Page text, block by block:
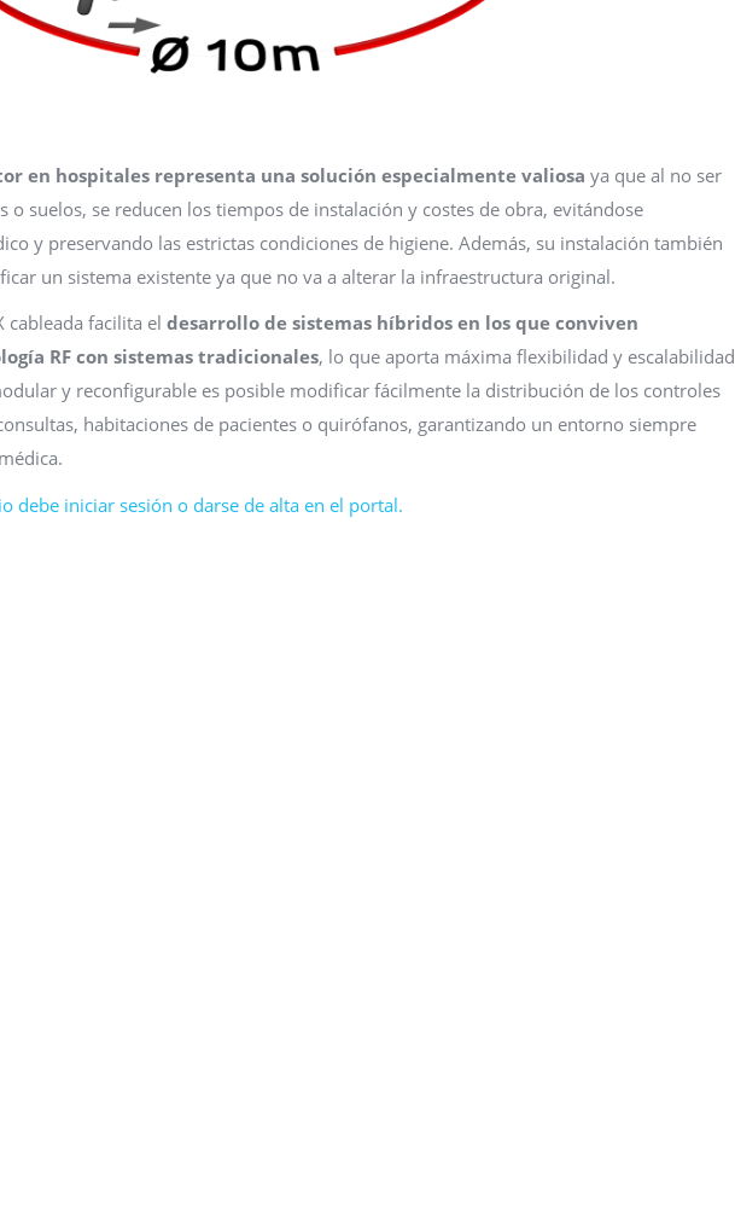
en hospitales representa una solución especialmente valiosa ya que al no ser
o suelos, se reducen los tiempos de instalación y costes de obra, evitándose
y preservando las estrictas condiciones de higiene. Además, su instalación también
un sistema existente ya que no va a alterar la infraestructura original.
cableada facilita el desarrollo de sistemas híbridos en los que conviven
RF con sistemas tradicionales, lo que aporta máxima flexibilidad y escalabilidad
y reconfigurable es posible modificar fácilmente la distribución de los controles
habitaciones de pacientes o quirófanos, garantizando un entorno siempre
debe iniciar sesión o darse de alta en el portal.